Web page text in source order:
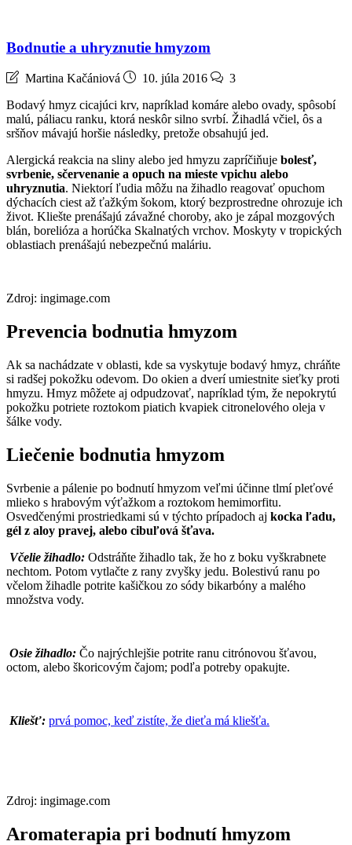
Bodnutie a uhryznutie hmyzom
Martina Kačániová 10. júla 2016
3
Bodavý hmyz cicajúci krv, napríklad komáre alebo ovady, spôsobí
malú, páliacu ranku, ktorá neskôr silno svrbí. Žihadlá včiel, ôs a
sršňov mávajú horšie následky, pretože obsahujú jed.
Alergická reakcia na sliny alebo jed hmyzu zapríčiňuje bolesť,
svrbenie, sčervenanie a opuch na mieste vpichu alebo
uhryznutia. Niektorí ľudia môžu na žihadlo reagovať opuchom
dýchacích ciest až ťažkým šokom, ktorý bezprostredne ohrozuje ich
život. Kliešte prenášajú závažné choroby, ako je zápal mozgových
blán, borelióza a horúčka Skalnatých vrchov. Moskyty v tropických
oblastiach prenášajú nebezpečnú maláriu.
Zdroj: ingimage.com
Prevencia bodnutia hmyzom
Ak sa nachádzate v oblasti, kde sa vyskytuje bodavý hmyz, chráňte
si radšej pokožku odevom. Do okien a dverí umiestnite sieťky proti
hmyzu. Hmyz môžete aj odpudzovať, napríklad tým, že nepokrytú
pokožku potriete roztokom piatich kvapiek citronelového oleja v
šálke vody.
Liečenie bodnutia hmyzom
Svrbenie a pálenie po bodnutí hmyzom veľmi účinne tlmí pleťové
mlieko s hrabovým výťažkom a roztokom hemimorfitu.
Osvedčenými prostriedkami sú v týchto prípadoch aj kocka ľadu,
gél z aloy pravej, alebo cibuľová šťava.
Včelie žihadlo: Odstráňte žihadlo tak, že ho z boku vyškrabnete
nechtom. Potom vytlačte z rany zvyšky jedu. Bolestivú ranu po
včelom žihadle potrite kašičkou zo sódy bikarbóny a malého
množstva vody.
Osie žihadlo: Čo najrýchlejšie potrite ranu citrónovou šťavou,
octom, alebo škoricovým čajom; podľa potreby opakujte.
Kliešť: prvá pomoc, keď zistíte, že dieťa má kliešťa.
Zdroj: ingimage.com
Aromaterapia pri bodnutí hmyzom